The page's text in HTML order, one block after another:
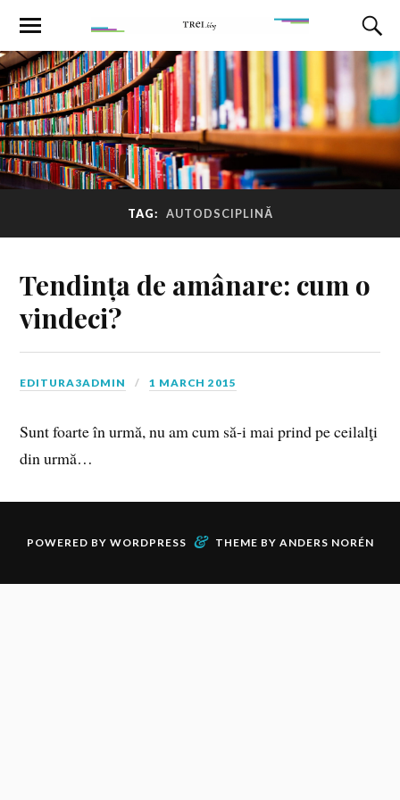
TAG: AUTODSCIPLINĂ
Tendința de amânare: cum o
vindeci?
EDITURA3ADMIN 1 MARCH 2015
Sunt foarte în urmă, nu am cum să‑i mai prind pe ceilalţi
din urmă…
POWERED BY WORDPRESS & THEME BY ANDERS NORÉN